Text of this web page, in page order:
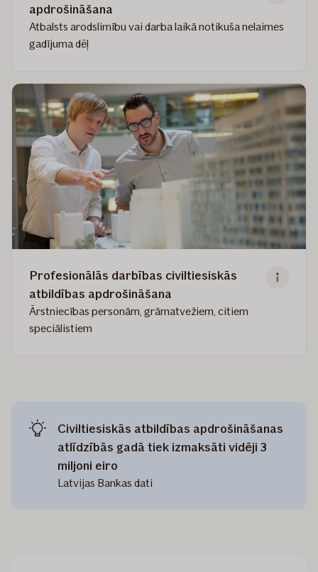
apdrošināšana
Atbalsts arodslimību vai darba laikā notikuša nelaimes
gadījuma dēļ
about
Darba
devēja
civiltiesiskās
atbildības
apdrošināšana
Profesionālās darbības civiltiesiskās
atbildības apdrošināšana
Ārstniecības personām, grāmatvežiem, citiem
speciālistiem
atbildības
apdrošināšana
Civiltiesiskās atbildības apdrošināšanas
atlīdzībās gadā tiek izmaksāti vidēji 3
miljoni eiro
Latvijas Bankas dati